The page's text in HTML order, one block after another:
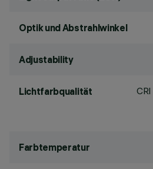
Optik und Abstrahlwinkel
Adjustability
Lichtfarbqualität CRI
Farbtemperatur